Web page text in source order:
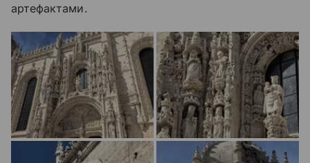
артефактами.